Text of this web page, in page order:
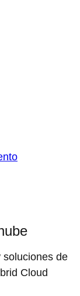
soluciones de
Cloud